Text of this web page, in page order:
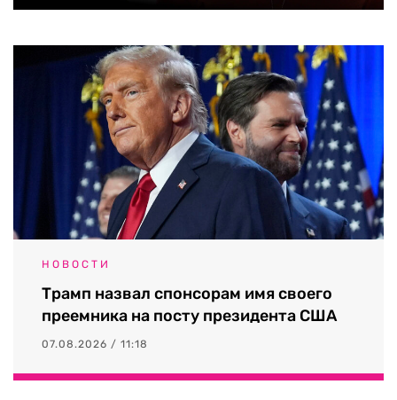
НОВОСТИ
Трамп назвал спонсорам имя своего
преемника на посту президента США
07.08.2026 / 11:18